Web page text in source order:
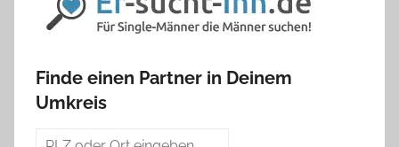
Finde einen Partner in Deinem
Umkreis